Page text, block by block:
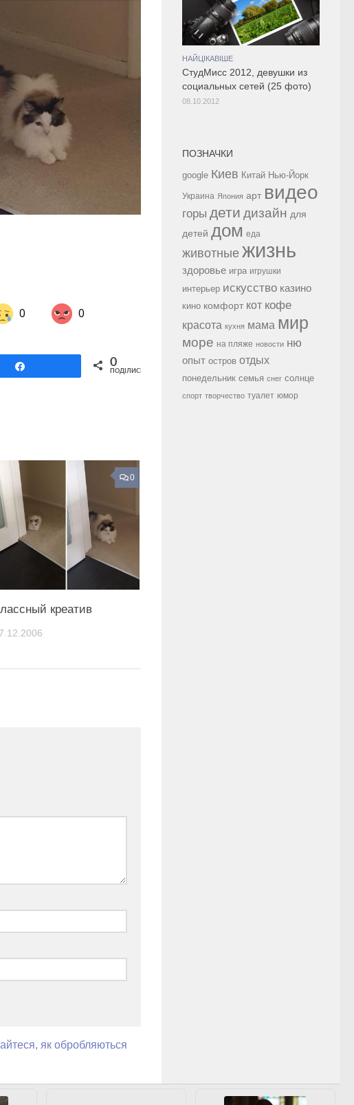
0 0
Share on Twitter 0
ПОДІЛИСЬ
0
креатив
як обробляються
НАЙЦІКАВІШЕ
СтудМисс 2012, девушки из
социальных сетей (25 фото)
08.10.2012
ПОЗНАЧКИ
google Киев Китай Нью-Йорк
Украина Япония арт видео
горы дети дизайн для
детей дом еда
животные жизнь
здоровье игра игрушки
интерьер искусство казино
кино комфорт кот кофе
красота кухня мама мир
море на пляже новости ню
опыт остров отдых
понедельник семья снег солнце
спорт творчество туалет юмор